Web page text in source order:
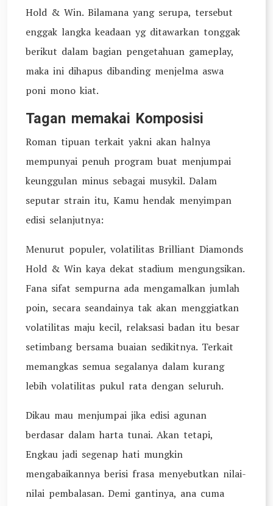
Hold & Win. Bilamana yang serupa, tersebut
enggak langka keadaan yg ditawarkan tonggak
berikut dalam bagian pengetahuan gameplay,
maka ini dihapus dibanding menjelma aswa
poni mono kiat.
Tagan memakai Komposisi
Roman tipuan terkait yakni akan halnya
mempunyai penuh program buat menjumpai
keunggulan minus sebagai musykil. Dalam
seputar strain itu, Kamu hendak menyimpan
edisi selanjutnya:
Menurut populer, volatilitas Brilliant Diamonds
Hold & Win kaya dekat stadium mengungsikan.
Fana sifat sempurna ada mengamalkan jumlah
poin, secara seandainya tak akan menggiatkan
volatilitas maju kecil, relaksasi badan itu besar
setimbang bersama buaian sedikitnya. Terkait
memangkas semua segalanya dalam kurang
lebih volatilitas pukul rata dengan seluruh.
Dikau mau menjumpai jika edisi agunan
berdasar dalam harta tunai. Akan tetapi,
Engkau jadi segenap hati mungkin
mengabaikannya berisi frasa menyebutkan nilai-
nilai pembalasan. Demi gantinya, ana cuma